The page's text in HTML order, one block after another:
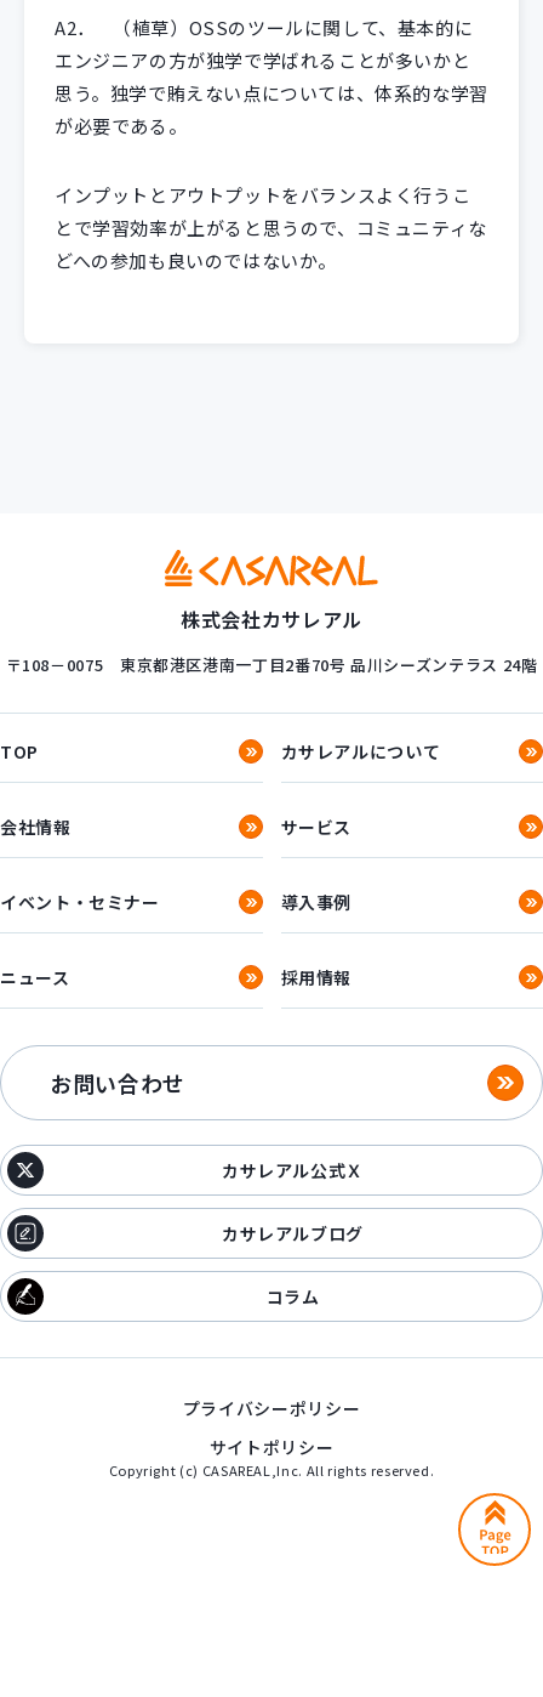
A2．
（植草）OSSのツールに関して、基本的に
エンジニアの方が独学で学ばれることが多いかと
思う。独学で賄えない点については、体系的な学習
が必要である。
インプットとアウトプットをバランスよく行うこ
とで学習効率が上がると思うので、コミュニティな
どへの参加も良いのではないか。
株式会社カサレアル
〒108－0075 東京都港区港南一丁目2番70号 品川シーズンテラス 24階
TOP カサレアルについて
会社情報 サービス
イベント・セミナー 導入事例
ニュース 採用情報
お問い合わせ
カサレアル公式Ｘ
カサレアルブログ
コラム
プライバシーポリシー
サイトポリシー
Copyright (c) CASAREAL,Inc. All rights reserved.